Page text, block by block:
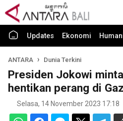
Updates Ekonomi
ANTARA Dunia Terkini
Presiden Jokowi
hentikan perang di
Selasa, 14 November 2023 17:18